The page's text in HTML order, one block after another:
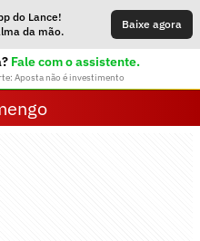
do Lance!
da mão.
Baixe agora
Fale com o assistente.
Aposta não é investimento